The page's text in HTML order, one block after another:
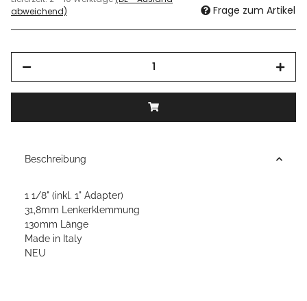
abweichend)
Frage zum Artikel
Beschreibung
1 1/8" (inkl. 1" Adapter)
31,8mm Lenkerklemmung
130mm Länge
Made in Italy
NEU